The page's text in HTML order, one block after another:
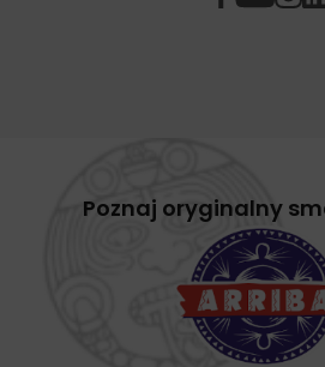
Poznaj oryginalny